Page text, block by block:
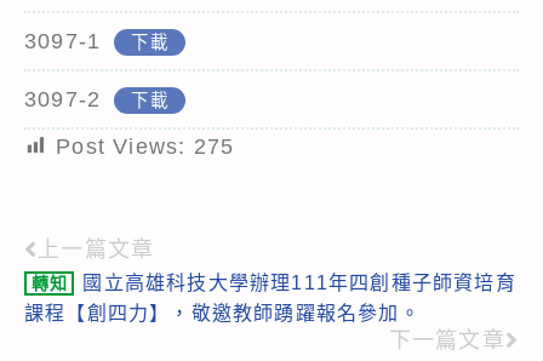
3097-1 下載
3097-2 下載
Post Views: 275
Read
more
上一篇文章
轉知
國立高雄科技大學辦理111年四創種子師資培育
課程【創四力】，敬邀教師踴躍報名參加。
下一篇文章